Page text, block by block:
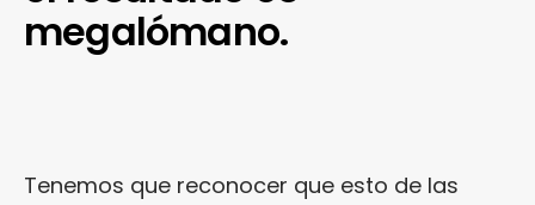
megalómano.
Tenemos que reconocer que esto de las